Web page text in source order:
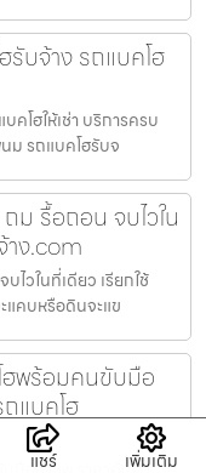
รับจ้าง รถแบคโฮ
คโฮให้เช่า บริการครบ
ม รถแบคโฮรับจ
ม รื้อถอน จบไวใน
าง.com
ไวในที่เดียว เรียกใช้
แคบหรือดินจะแข
ฮพร้อมคนขับมือ
แบคโฮ
แชร์ เพิ่มเติม